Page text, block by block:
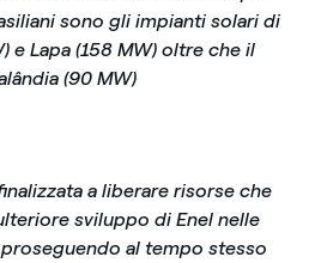
sono gli impianti solari di
e Lapa (158 MW) oltre che il
(90 MW)
a liberare risorse che
sviluppo di Enel nelle
al tempo stesso